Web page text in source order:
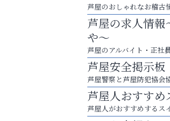
芦屋のおしゃれなお稽古
芦屋の求人情報
や～
芦屋のアルバイト・正社
芦屋安全掲示板
芦屋警察と芦屋防犯協会
芦屋人おすすめ
芦屋人がおすすめするス